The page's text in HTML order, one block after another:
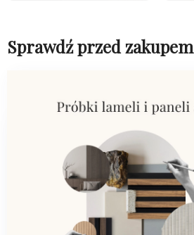
Sprawdź przed zakupem